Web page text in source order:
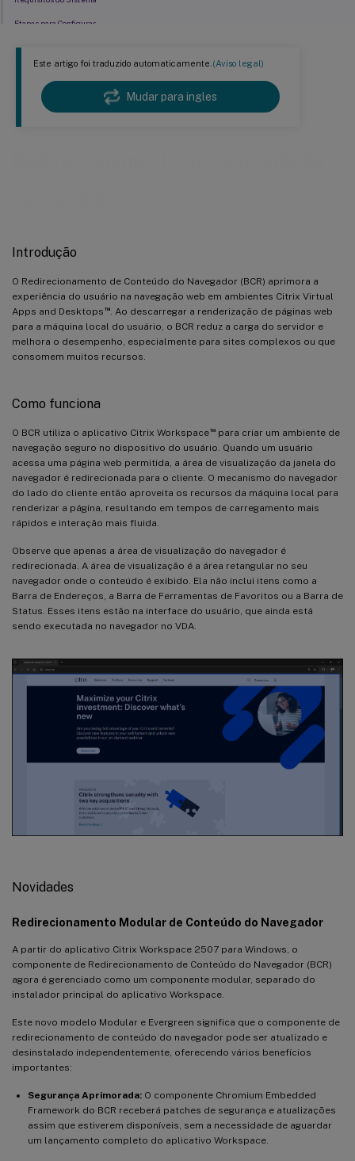
Este artigo foi traduzido automaticamente.(Aviso legal)
Mudar para ingles
Introdução
O Redirecionamento de Conteúdo do Navegador (BCR) aprimora a
experiência do usuário na navegação web em ambientes Citrix Virtual
Apps and Desktops ™. Ao descarregar a renderização de páginas web
para a máquina local do usuário, o BCR reduz a carga do servidor e
melhora o desempenho, especialmente para sites complexos ou que
consomem muitos recursos.
Como funciona
O BCR utiliza o aplicativo Citrix Workspace™para criar um ambiente de
navegação seguro no dispositivo do usuário. Quando um usuário
acessa uma página web permitida, a área de visualização da janela do
navegador é redirecionada para o cliente. O mecanismo do navegador
do lado do cliente então aproveita os recursos da máquina local para
renderizar a página, resultando em tempos de carregamento mais
rápidos e interação mais fluida.
Observe que apenas a área de visualização do navegador é
redirecionada. A área de visualização é a área retangular no seu
navegador onde o conteúdo é exibido. Ela não inclui itens como a
Barra de Endereços, a Barra de Ferramentas de Favoritos ou a Barra de
Status. Esses itens estão na interface do usuário, que ainda está
sendo executada no navegador no VDA.
Novidades
Redirecionamento Modular de Conteúdo do Navegador
A partir do aplicativo Citrix Workspace 2507 para Windows, o
componente de Redirecionamento de Conteúdo do Navegador (BCR)
agora é gerenciado como um componente modular, separado do
instalador principal do aplicativo Workspace.
Este novo modelo Modular e Evergreen significa que o componente de
redirecionamento de conteúdo do navegador pode ser atualizado e
desinstalado independentemente, oferecendo vários benefícios
importantes:
Segurança Aprimorada: O componente Chromium Embedded
Framework do BCR receberá patches de segurança e atualizações
assim que estiverem disponíveis, sem a necessidade de aguardar
um lançamento completo do aplicativo Workspace.
Etapas para Configurar
Opções de Configuração
Solução de Problemas
Limitações do Redirecionamento de Conteúdo do Navegador